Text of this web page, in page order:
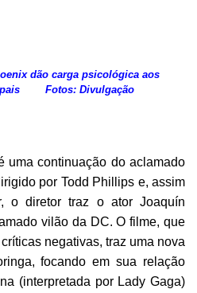
dão carga psicológica aos
Fotos: Divulgação
uma continuação do aclamado
por Todd Phillips e, assim
o diretor traz o ator Joaquín
vilão da DC. O filme, que
negativas, traz uma nova
focando em sua relação
(interpretada por Lady Gaga)